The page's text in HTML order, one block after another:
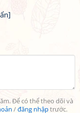
Để có thể theo dõi và
/đăng nhậptrước.